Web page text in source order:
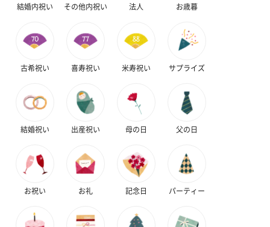
結婚内祝い その他内祝い 法人 お歳暮
古希祝い 喜寿祝い 米寿祝い サプライズ
結婚祝い 出産祝い 母の日 父の日
お祝い お礼 記念日 パーティー